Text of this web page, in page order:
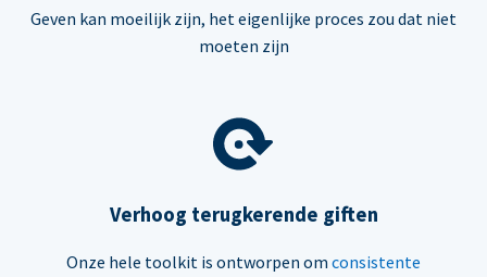
Geven kan moeilijk zijn, het eigenlijke proces zou dat niet
moeten zijn
Verhoog terugkerende giften
Onze hele toolkit is ontworpen om consistente